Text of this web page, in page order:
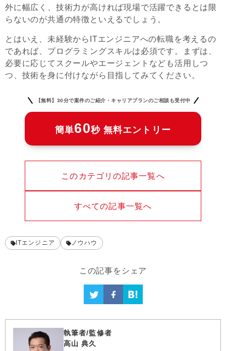
外に幅広く、技術力が高ければ現場で活躍できるとは限
らないのが共通の特徴といえるでしょう。
とはいえ、未経験からITエンジニアへの転職を考えるの
であれば、プログラミングスキルは必須です。まずは、
必要に応じてスクールやエージェントなども活用しつ
つ、技術を身に付けながら目指してみてください。
【無料】30分で案件のご紹介・キャリアプランのご相談も受付中
簡単60秒 無料エントリー
このカテゴリの記事一覧へ
すべての記事一覧へ
ITエンジニア ノウハウ
この記事をシェア
執筆者/監修者
高山 典久